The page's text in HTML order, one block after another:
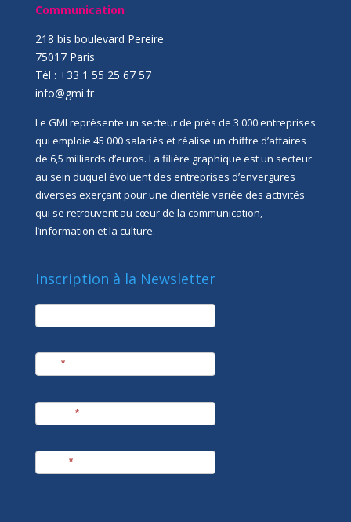
Communication
218 bis boulevard Pereire
75017 Paris
Tél : +33 1 55 25 67 57
info@gmi.fr
Le GMI représente un secteur de près de 3 000 entreprises
qui emploie 45 000 salariés et réalise un chiffre d’affaires
de 6,5 milliards d’euros. La filière graphique est un secteur
au sein duquel évoluent des entreprises d’envergures
diverses exerçant pour une clientèle variée des activités
qui se retrouvent au cœur de la communication,
l’information et la culture.
Inscription à la Newsletter
newsletter
*
*
*